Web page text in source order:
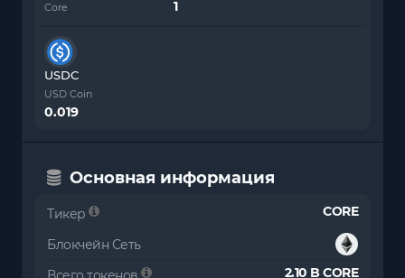
Core
USDC
USD Coin
0.019
Основная информация
Тикер CORE
Блокчейн Сеть
2.10 B CORE